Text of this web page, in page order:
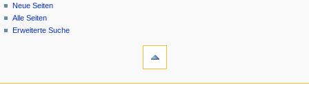
Neue Seiten
Alle Seiten
Erweiterte Suche